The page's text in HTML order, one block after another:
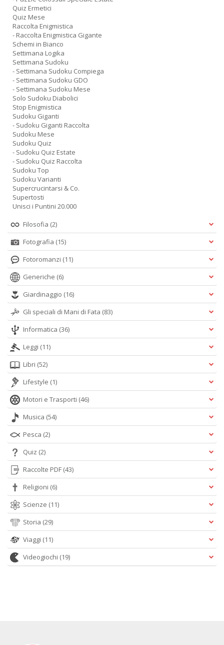
Quiz Ermetici
Quiz Mese
Raccolta Enigmistica
- Raccolta Enigmistica Gigante
Schemi in Bianco
Settimana Logika
Settimana Sudoku
- Settimana Sudoku Compiega
- Settimana Sudoku GDO
- Settimana Sudoku Mese
Solo Sudoku Diabolici
Stop Enigmistica
Sudoku Giganti
- Sudoku Giganti Raccolta
Sudoku Mese
Sudoku Quiz
- Sudoku Quiz Estate
- Sudoku Quiz Raccolta
Sudoku Top
Sudoku Varianti
Supercrucintarsi & Co.
Supertosti
Unisci i Puntini 20.000
Filosofia (2)
Fotografia (15)
Fotoromanzi (11)
Generiche (6)
Giardinaggio (16)
Gli speciali di Mani di Fata (83)
Informatica (36)
Leggi (11)
Libri (52)
Lifestyle (1)
Motori e Trasporti (46)
Musica (54)
Pesca (2)
Quiz (2)
Raccolte PDF (43)
Religioni (6)
Scienze (11)
Storia (29)
Viaggi (11)
Videogiochi (19)